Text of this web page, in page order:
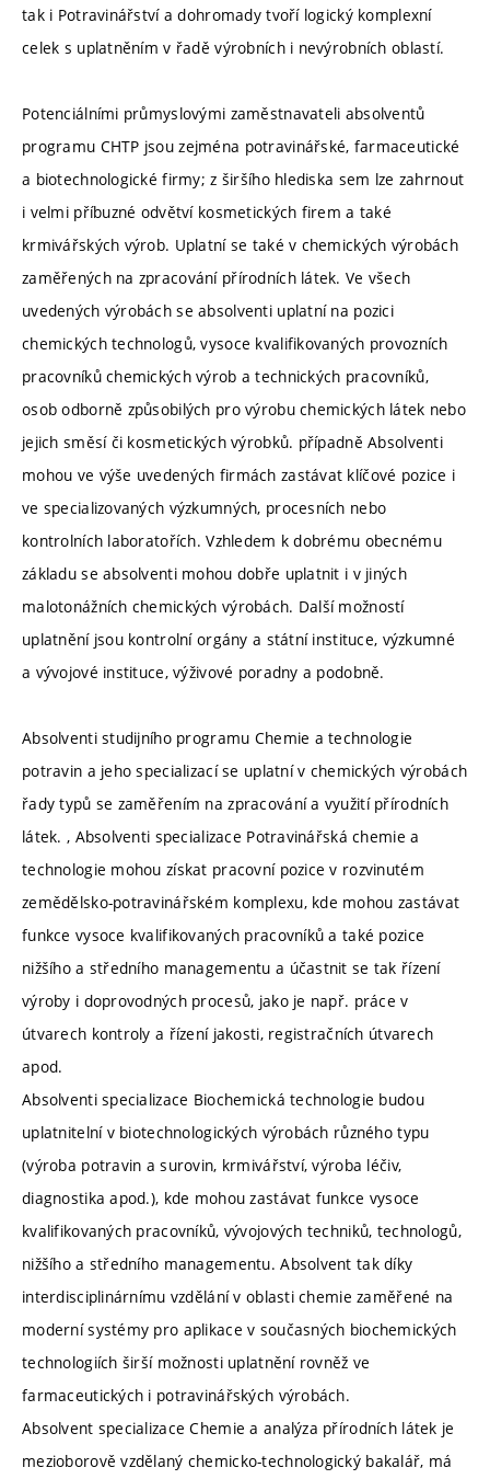
tak i Potravinářství a dohromady tvoří logický komplexní
celek s uplatněním v řadě výrobních i nevýrobních oblastí.
Potenciálními průmyslovými zaměstnavateli absolventů
programu CHTP jsou zejména potravinářské, farmaceutické
a biotechnologické firmy; z širšího hlediska sem lze zahrnout
i velmi příbuzné odvětví kosmetických firem a také
krmivářských výrob. Uplatní se také v chemických výrobách
zaměřených na zpracování přírodních látek. Ve všech
uvedených výrobách se absolventi uplatní na pozici
chemických technologů, vysoce kvalifikovaných provozních
pracovníků chemických výrob a technických pracovníků,
osob odborně způsobilých pro výrobu chemických látek nebo
jejich směsí či kosmetických výrobků. případně Absolventi
mohou ve výše uvedených firmách zastávat klíčové pozice i
ve specializovaných výzkumných, procesních nebo
kontrolních laboratořích. Vzhledem k dobrému obecnému
základu se absolventi mohou dobře uplatnit i v jiných
malotonážních chemických výrobách. Další možností
uplatnění jsou kontrolní orgány a státní instituce, výzkumné
a vývojové instituce, výživové poradny a podobně.
Absolventi studijního programu Chemie a technologie
potravin a jeho specializací se uplatní v chemických výrobách
řady typů se zaměřením na zpracování a využití přírodních
látek. , Absolventi specializace Potravinářská chemie a
technologie mohou získat pracovní pozice v rozvinutém
zemědělsko-potravinářském komplexu, kde mohou zastávat
funkce vysoce kvalifikovaných pracovníků a také pozice
nižšího a středního managementu a účastnit se tak řízení
výroby i doprovodných procesů, jako je např. práce v
útvarech kontroly a řízení jakosti, registračních útvarech
apod.
Absolventi specializace Biochemická technologie budou
uplatnitelní v biotechnologických výrobách různého typu
(výroba potravin a surovin, krmivářství, výroba léčiv,
diagnostika apod.), kde mohou zastávat funkce vysoce
kvalifikovaných pracovníků, vývojových techniků, technologů,
nižšího a středního managementu. Absolvent tak díky
interdisciplinárnímu vzdělání v oblasti chemie zaměřené na
moderní systémy pro aplikace v současných biochemických
technologiích širší možnosti uplatnění rovněž ve
farmaceutických i potravinářských výrobách.
Absolvent specializace Chemie a analýza přírodních látek je
mezioborově vzdělaný chemicko-technologický bakalář, má